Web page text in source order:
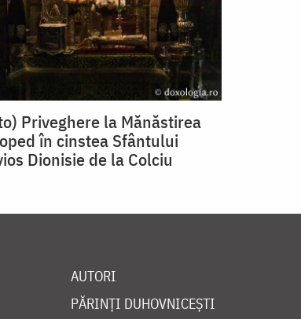
Priveghere la Mănăstirea
în cinstea Sfântului
Dionisie de la Colciu
AUTORI
PĂRINȚI DUHOVNICEȘTI